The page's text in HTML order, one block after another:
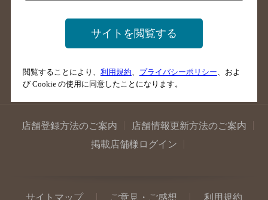
大分県のバー検索
熊本県のバー検索
沖縄県のバー検索
店舗登録方法のご案内
店舗情報更新方法のご案内
掲載店舗様ログイン
サイトマップ ご意見・ご感想 利用規約
サイトを閲覧する
閲覧することにより、 利用規約 プライバシーポリシー 、およ
び Cookie の使用に同意したことになります。